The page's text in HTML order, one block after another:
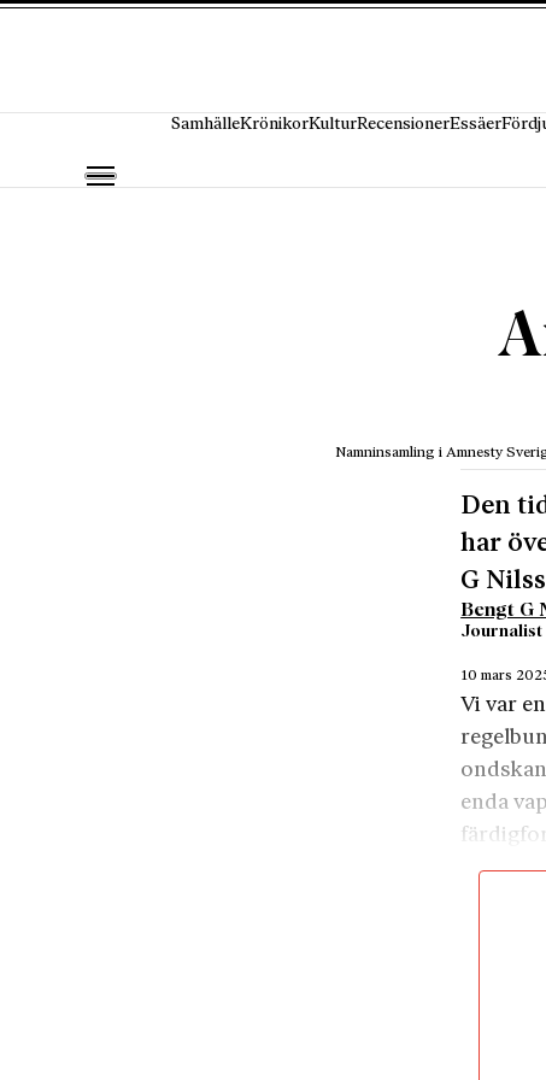
SamhälleKrönikorKulturRecensionerEssäer
Namninsamling i Amnesty
Den
har
G
Bengt G
10 mars
Vi var
enda
fanns
till Er
Vi
nå
Ett år